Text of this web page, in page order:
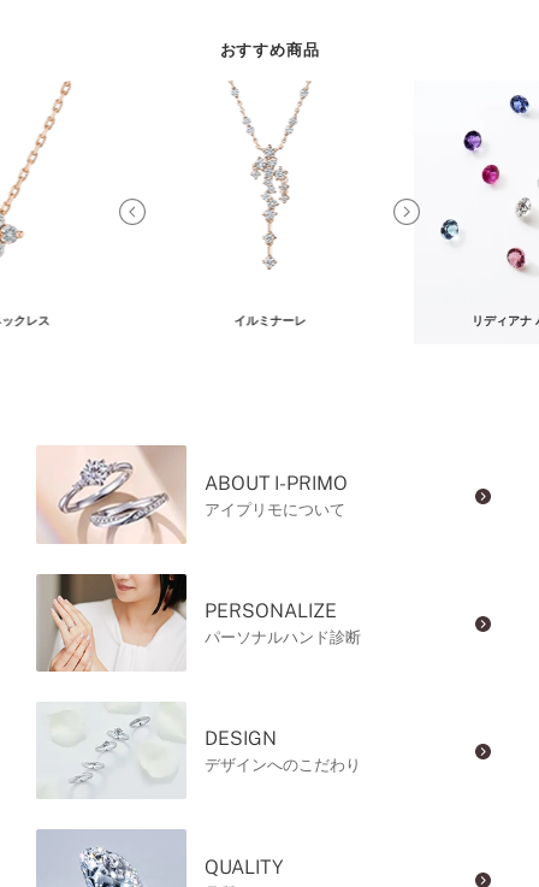
おすすめ商品
クレス イルミナーレ リディアナ
ABOUT I-PRIMO
アイプリモについて
PERSONALIZE
パーソナルハンド診断
DESIGN
デザインへのこだわり
QUALITY